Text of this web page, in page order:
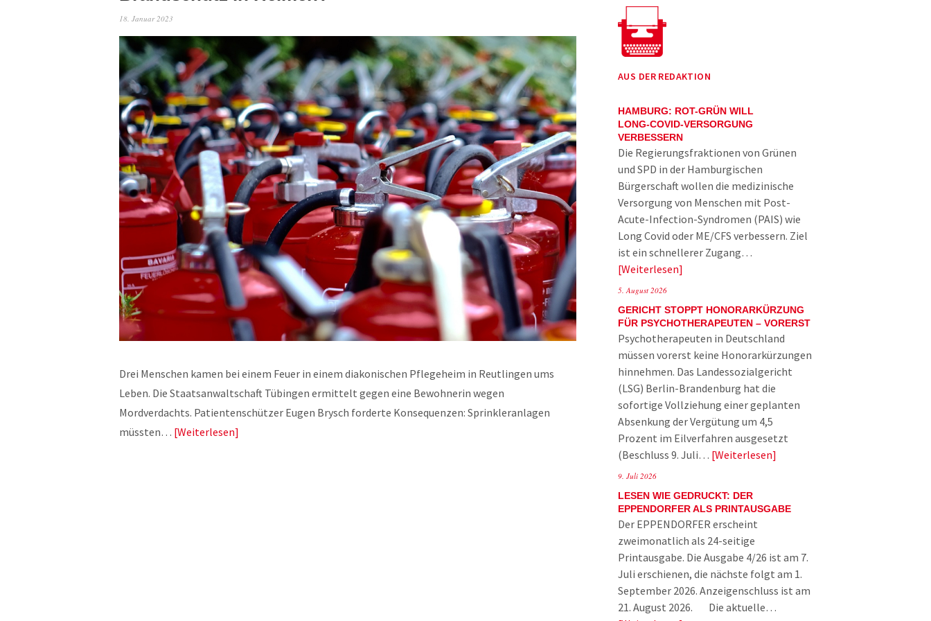
18. Januar 2023
Drei Menschen kamen bei einem Feuer in einem diakonischen Pflegeheim in Reutlingen ums
Leben. Die Staatsanwaltschaft Tübingen ermittelt gegen eine Bewohnerin wegen
Mordverdachts. Patientenschützer Eugen Brysch forderte Konsequenzen: Sprinkleranlagen
müssten… Weiterlesen
AUS DER REDAKTION
HAMBURG: ROT-GRÜN WILL
LONG-COVID-VERSORGUNG
VERBESSERN
Die Regierungsfraktionen von Grünen
und SPD in der Hamburgischen
Bürgerschaft wollen die medizinische
Versorgung von Menschen mit Post-
Acute-Infection-Syndromen (PAIS) wie
Long Covid oder ME/CFS verbessern. Ziel
ist ein schnellerer Zugang…
Weiterlesen
5. August 2026
GERICHT STOPPT HONORARKÜRZUNG
FÜR PSYCHOTHERAPEUTEN – VORERST
Psychotherapeuten in Deutschland
müssen vorerst keine Honorarkürzungen
hinnehmen. Das Landessozialgericht
(LSG) Berlin-Brandenburg hat die
sofortige Vollziehung einer geplanten
Absenkung der Vergütung um 4,5
Prozent im Eilverfahren ausgesetzt
(Beschluss 9. Juli… Weiterlesen
9. Juli 2026
LESEN WIE GEDRUCKT: DER
EPPENDORFER ALS PRINTAUSGABE
Der EPPENDORFER erscheint
zweimonatlich als 24-seitige
Printausgabe. Die Ausgabe 4/26 ist am 7.
Juli erschienen, die nächste folgt am 1.
September 2026. Anzeigenschluss ist am
21. August 2026. Die aktuelle…